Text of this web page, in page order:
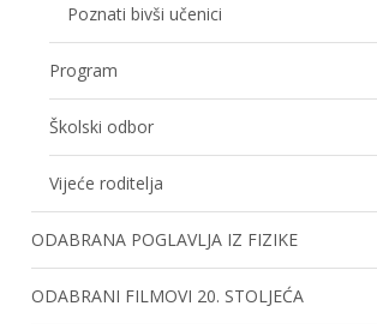
Poznati bivši učenici
Program
Školski odbor
Vijeće roditelja
ODABRANA POGLAVLJA IZ FIZIKE
ODABRANI FILMOVI 20. STOLJEĆA